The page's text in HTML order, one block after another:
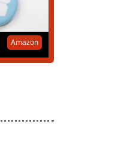
Amazon